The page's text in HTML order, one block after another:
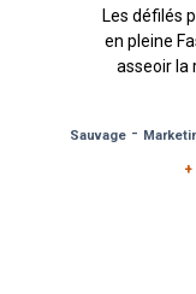
Les défilés
en pleine
asseoir la
Sauvage-
+